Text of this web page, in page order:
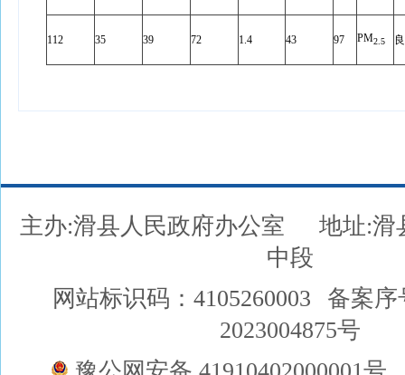
112 35 39 72 1.4 43 97 PM2.5 良
主办:滑县人民政府办公室
地址:滑
中段
网站标识码：4105260003
备案序
2023004875号